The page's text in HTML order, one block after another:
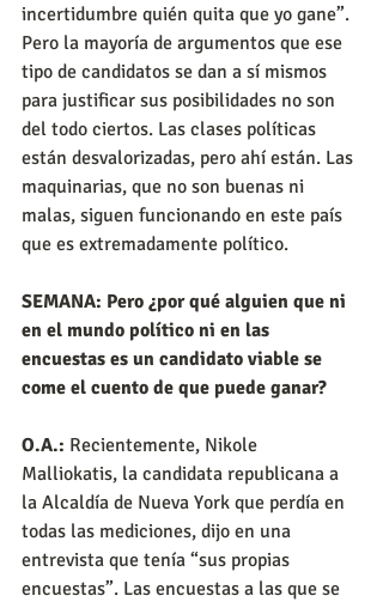
incertidumbre quién quita que yo gane”.
Pero la mayoría de argumentos que ese
tipo de candidatos se dan a sí mismos
para justificar sus posibilidades no son
del todo ciertos. Las clases políticas
están desvalorizadas, pero ahí están. Las
maquinarias, que no son buenas ni
malas, siguen funcionando en este país
que es extremadamente político.
SEMANA: Pero ¿por qué alguien que ni
en el mundo político ni en las
encuestas es un candidato viable se
come el cuento de que puede ganar?
O.A.: Recientemente, Nikole
Malliokatis, la candidata republicana a
la Alcaldía de Nueva York que perdía en
todas las mediciones, dijo en una
entrevista que tenía “sus propias
encuestas”. Las encuestas a las que se